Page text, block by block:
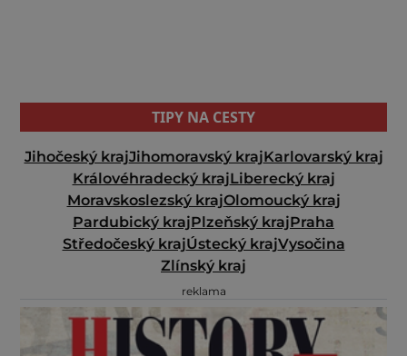
TIPY NA CESTY
Jihočeský krajJihomoravský krajKarlovarský kraj
Královéhradecký krajLiberecký kraj
Moravskoslezský krajOlomoucký kraj
Pardubický krajPlzeňský krajPraha
Středočeský krajÚstecký krajVysočina
Zlínský kraj
reklama